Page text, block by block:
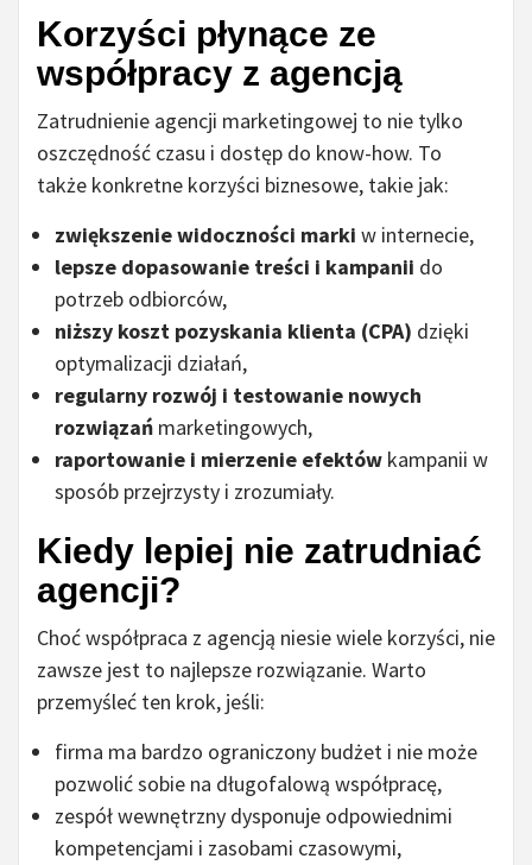
Korzyści płynące ze
współpracy z agencją
Zatrudnienie agencji marketingowej to nie tylko
oszczędność czasu i dostęp do know-how. To
także konkretne korzyści biznesowe, takie jak:
zwiększenie widoczności marki w internecie,
lepsze dopasowanie treści i kampanii do
potrzeb odbiorców,
niższy koszt pozyskania klienta (CPA) dzięki
optymalizacji działań,
regularny rozwój i testowanie nowych
rozwiązań marketingowych,
raportowanie i mierzenie efektów kampanii w
sposób przejrzysty i zrozumiały.
Kiedy lepiej nie zatrudniać
agencji?
Choć współpraca z agencją niesie wiele korzyści, nie
zawsze jest to najlepsze rozwiązanie. Warto
przemyśleć ten krok, jeśli:
firma ma bardzo ograniczony budżet i nie może
pozwolić sobie na długofalową współpracę,
zespół wewnętrzny dysponuje odpowiednimi
kompetencjami i zasobami czasowymi,